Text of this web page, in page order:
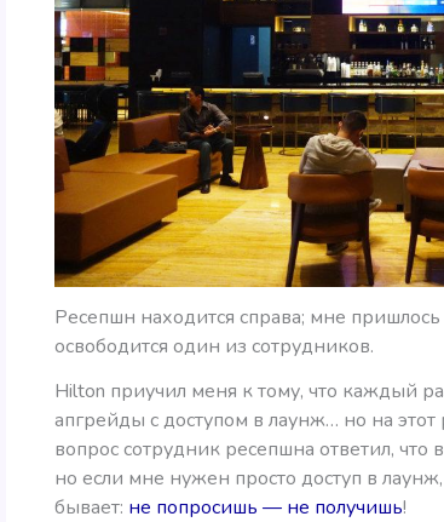
Ресепшн находится справа; мне
освободится один из сотрудников.
Hilton приучил меня к тому, что каждый
апгрейды с доступом в лаунж… но на
вопрос сотрудник ресепшна ответил,
но если мне нужен просто доступ в
бывает: не попросишь — не получишь!